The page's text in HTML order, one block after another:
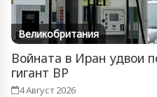
Великобритания
Войната в Иран удвои
гигант BP
4 Август 2026